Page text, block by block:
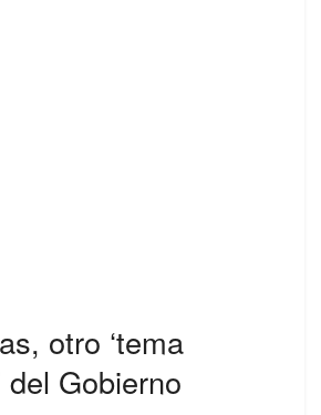
otro ‘tema
del Gobierno